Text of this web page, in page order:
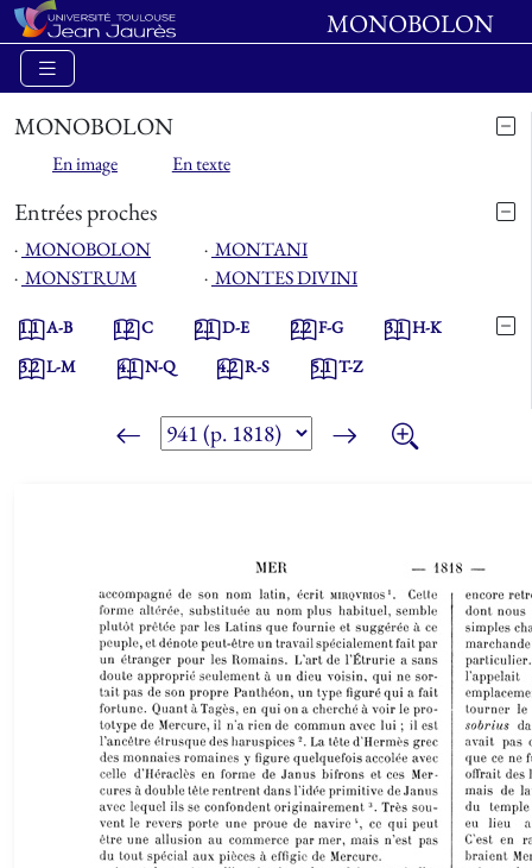
MONOBOLON
MONOBOLON
En image En texte
Entrées proches
⋅ MONOBOLON ⋅ MONTANI
⋅ MONSTRUM ⋅ MONTES DIVINI
1.1A-B 1.2C 2.1D-E 2.2F-G 3.1H-K
3.2L-M 4.1N-Q 4.2R-S 5.1T-Z